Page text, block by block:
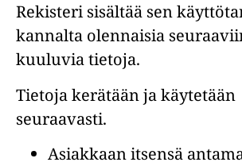
Rekisteri sisältää sen
kannalta olennaisia
kuuluvia tietoja.
Tietoja kerätään ja käytetään
seuraavasti.
Asiakkaan itsensä